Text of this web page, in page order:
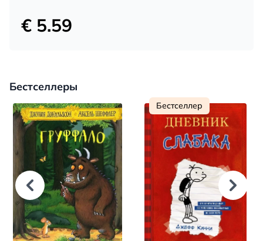
€ 5.59
Бестселлеры
Бестселлер